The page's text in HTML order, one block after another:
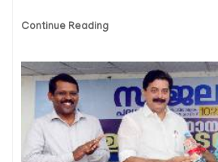
Continue Reading